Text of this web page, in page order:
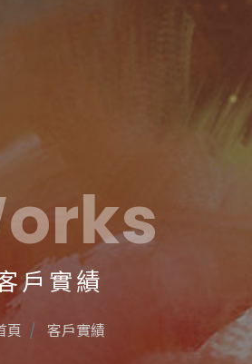
戶實績
頁 客戶實績